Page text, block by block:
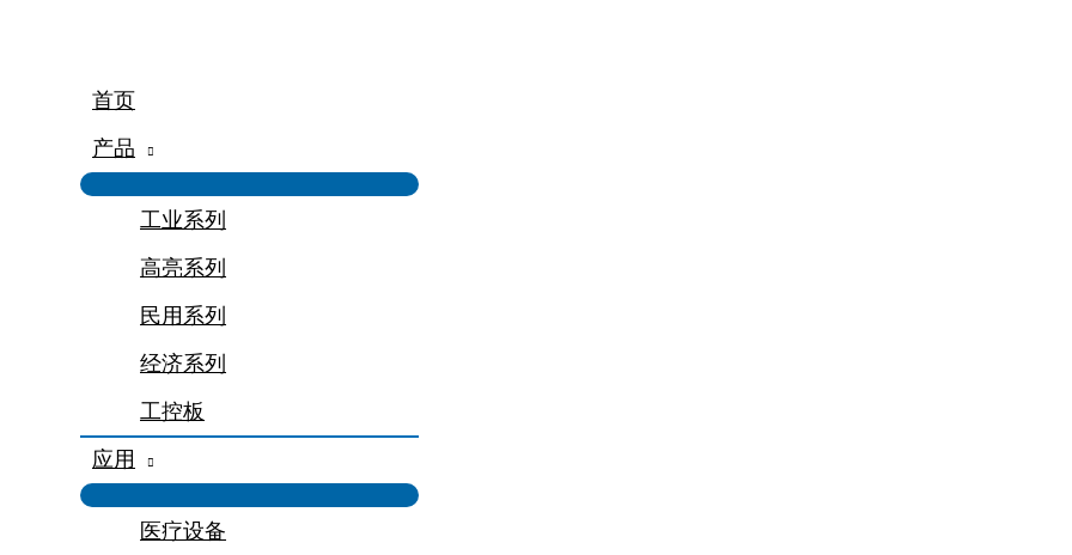
首页
产品
工业系列
高亮系列
民用系列
经济系列
工控板
应用
医疗设备